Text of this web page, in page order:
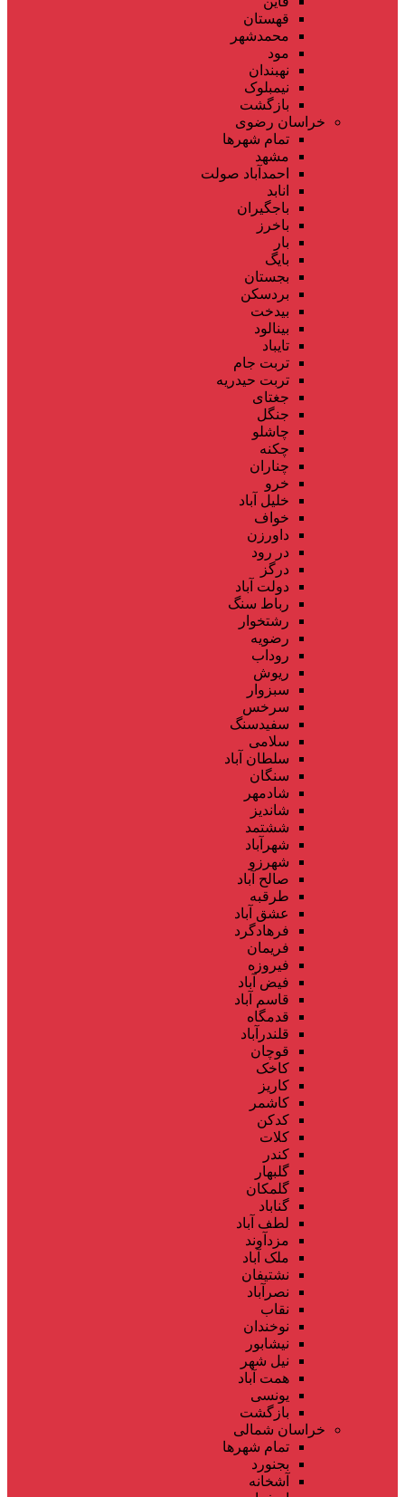
قهستان
محمدشهر
مود
نهبندان
نیمبلوک
بازگشت
خراسان رضوی
تمام شهر‌ها
مشهد
احمدآباد صولت
انابد
باجگیران
باخرز
بار
بایگ
بجستان
بردسکن
بیدخت
بینالود
تایباد
تربت جام
تربت حیدریه
جغتای
جنگل
چاشلو
چکنه
چناران
خرو
خلیل آباد
خواف
داورزن
در رود
درگز
دولت آباد
رباط سنگ
رشتخوار
رضویه
روداب
ریوش
سبزوار
سرخس
سفیدسنگ
سلامی
سلطان آباد
سنگان
شادمهر
شاندیز
ششتمد
شهرآباد
شهرزو
صالح آباد
طرقبه
عشق آباد
فرهادگرد
فریمان
فیروزه
فیض آباد
قاسم آباد
قدمگاه
قلندرآباد
قوچان
کاخک
کاریز
کاشمر
کدکن
کلات
کندر
گلبهار
گلمکان
گناباد
لطف آباد
مزدآوند
ملک آباد
نشتیفان
نصرآباد
نقاب
نوخندان
نیشابور
نیل شهر
همت آباد
یونسی
بازگشت
خراسان شمالی
تمام شهر‌ها
بجنورد
آشخانه